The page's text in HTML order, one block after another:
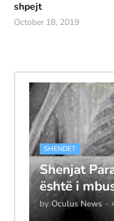
shpejt
October 18, 2019
SHENDET
Shenjat
është i
by Oculus News -